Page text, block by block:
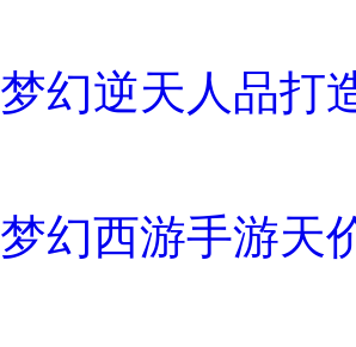
梦幻逆天人品打
梦幻西游手游天